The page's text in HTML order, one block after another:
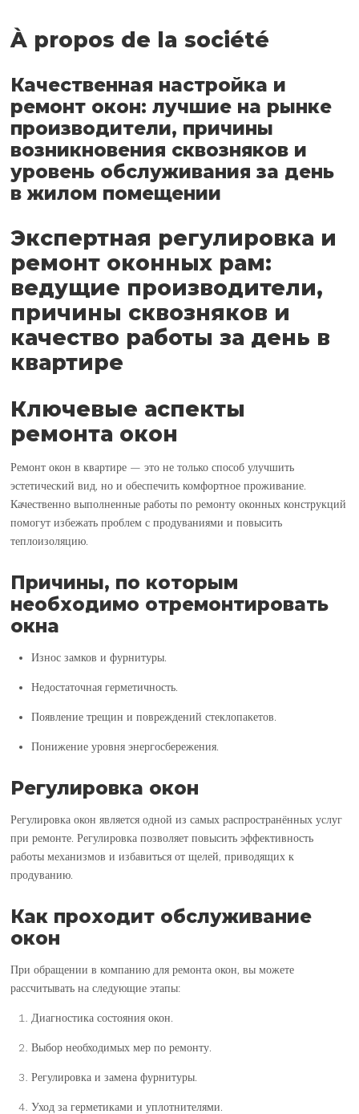
À propos de la société
Качественная настройка и
ремонт окон: лучшие на рынке
производители, причины
возникновения сквозняков и
уровень обслуживания за день
в жилом помещении
Экспертная регулировка и
ремонт оконных рам:
ведущие производители,
причины сквозняков и
качество работы за день в
квартире
Ключевые аспекты
ремонта окон
Ремонт окон в квартире — это не только способ улучшить
эстетический вид, но и обеспечить комфортное проживание.
Качественно выполненные работы по ремонту оконных конструкций
помогут избежать проблем с продуваниями и повысить
теплоизоляцию.
Причины, по которым
необходимо отремонтировать
окна
Износ замков и фурнитуры.
Недостаточная герметичность.
Появление трещин и повреждений стеклопакетов.
Понижение уровня энергосбережения.
Регулировка окон
Регулировка окон является одной из самых распространённых услуг
при ремонте. Регулировка позволяет повысить эффективность
работы механизмов и избавиться от щелей, приводящих к
продуванию.
Как проходит обслуживание
окон
При обращении в компанию для ремонта окон, вы можете
рассчитывать на следующие этапы:
Диагностика состояния окон.
Выбор необходимых мер по ремонту.
Регулировка и замена фурнитуры.
Уход за герметиками и уплотнителями.